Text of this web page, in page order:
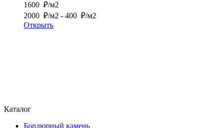
1600 ₽/м2
2000 ₽/м2 - 400 ₽/м2
Открыть
Каталог
Бордюрный камень